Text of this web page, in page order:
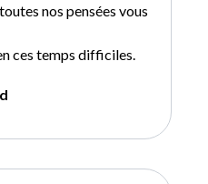
nos pensées vous
ces temps difficiles.